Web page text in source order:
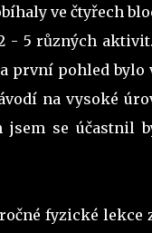
ve čtyřech
- 5 různých
první pohled bylo
na vysoké
jsem se účastnil
fyzické